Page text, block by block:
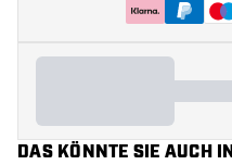
DAS KÖNNTE SIE AUCH